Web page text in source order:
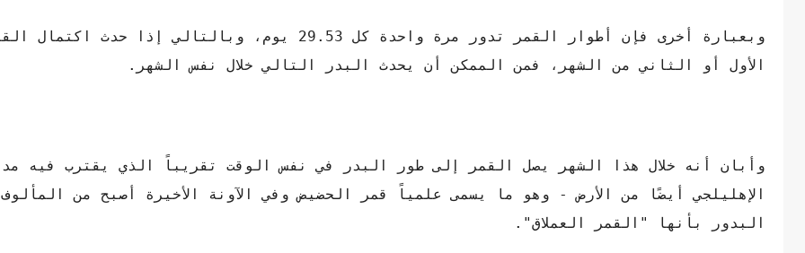
وبعبارة أخرى فإن أطوار القمر تدور مرة واحدة كل 29.53 يوم، وبالتالي إذا
الأول أو الثاني من الشهر، فمن الممكن أن يحدث البدر التالي خلال نفس الشهر.
وأبان أنه خلال هذا الشهر يصل القمر إلى طور البدر في نفس الوقت تقريباً الذي يقترب فيه
الإهليلجي أيضًا من الأرض - وهو ما يسمى علمياً قمر الحضيض وفي الآونة الأخيرة أصبح من
البدور بأنها "القمر العملاق".